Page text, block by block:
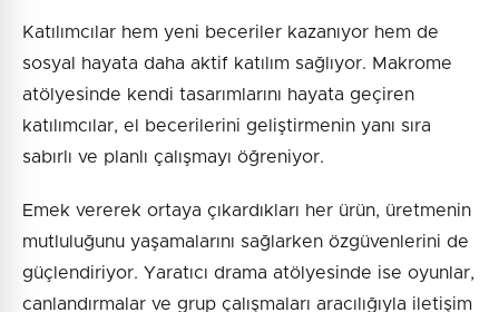
Katılımcılar hem yeni beceriler kazanıyor hem de
sosyal hayata daha aktif katılım sağlıyor. Makrome
atölyesinde kendi tasarımlarını hayata geçiren
katılımcılar, el becerilerini geliştirmenin yanı sıra
sabırlı ve planlı çalışmayı öğreniyor.
Emek vererek ortaya çıkardıkları her ürün, üretmenin
mutluluğunu yaşamalarını sağlarken özgüvenlerini de
güçlendiriyor. Yaratıcı drama atölyesinde ise oyunlar,
canlandırmalar ve grup çalışmaları aracılığıyla iletişim